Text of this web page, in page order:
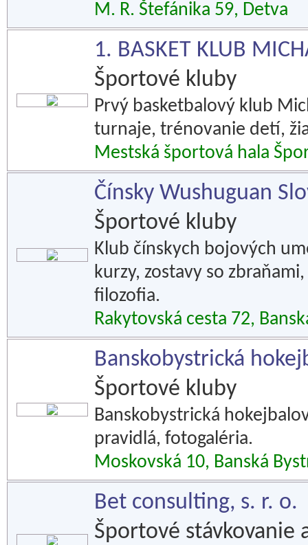
M. R. Štefánika 59, Detva
1. BASKET KLUB
Športové kluby
Prvý basketbalový klub
turnaje, trénovanie detí,
Mestská športová hala
Čínsky Wushuguan
Športové kluby
Klub čínskych bojových
kurzy, zostavy so
filozofia.
Rakytovská cesta 72,
Banskobystrická
Športové kluby
Banskobystrická
pravidlá, fotogaléria.
Moskovská 10, Banská
Bet consulting, s. r. o.
Športové stávkovanie